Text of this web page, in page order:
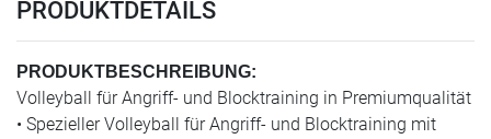
PRODUKTDETAILS
PRODUKTBESCHREIBUNG:
Volleyball für Angriff- und Blocktraining in Premiumqualität
• Spezieller Volleyball für Angriff- und Blocktraining mit